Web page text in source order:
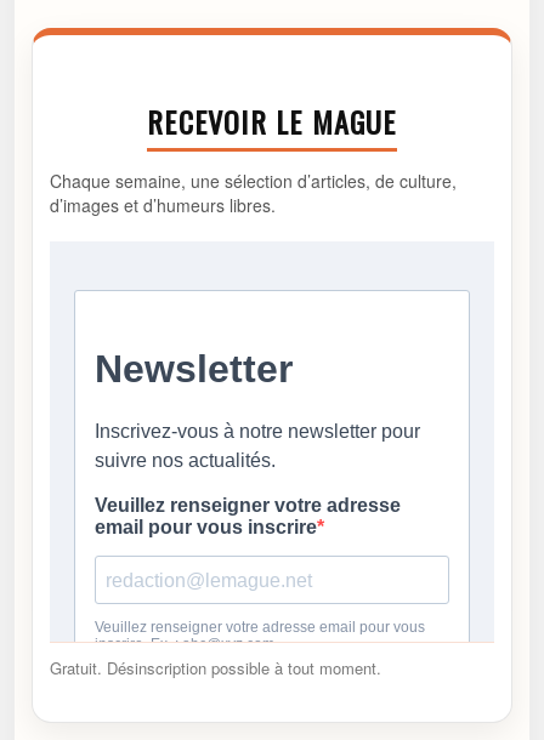
RECEVOIR LE MAGUE
Chaque semaine, une sélection d’articles, de culture,
d’images et d’humeurs libres.
Gratuit. Désinscription possible à tout moment.